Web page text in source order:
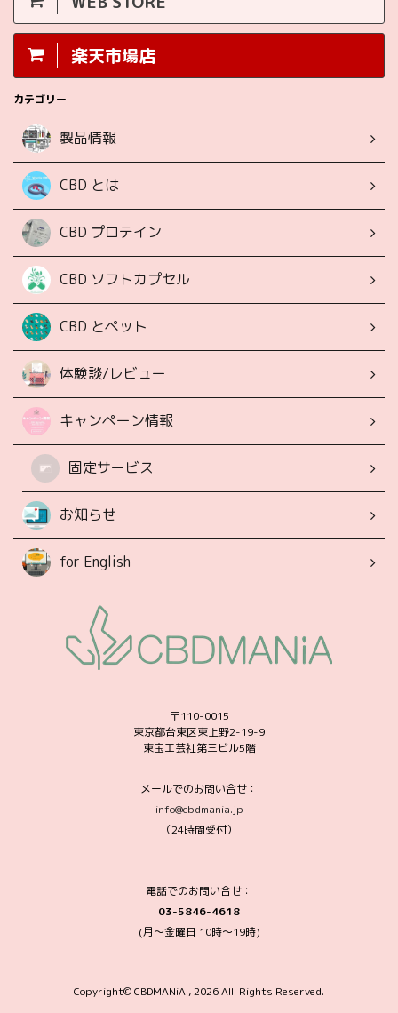
楽天市場店
カテゴリー
製品情報
CBD とは
CBD プロテイン
CBD ソフトカプセル
CBD とペット
体験談/レビュー
キャンペーン情報
固定サービス
お知らせ
for English
〒110-0015
東京都台東区東上野2-19-9
東宝工芸社第三ビル5階
メールでのお問い合せ：
info@cbdmania.jp
（24時間受付）
電話でのお問い合せ：
03-5846-4618
(月～金曜日 10時〜19時)
Copyright© CBDMANiA , 2026 All Rights Reserved.